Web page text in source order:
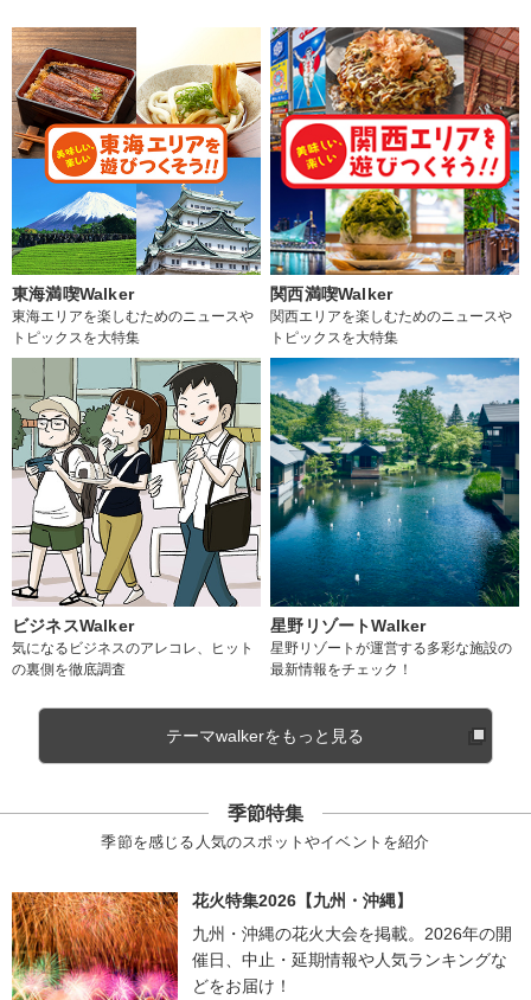
東海満喫Walker
東海エリアを楽しむためのニュースや
トピックスを大特集
関西満喫Walker
関西エリアを楽しむためのニュースや
トピックスを大特集
ビジネスWalker
気になるビジネスのアレコレ、ヒット
の裏側を徹底調査
星野リゾートWalker
星野リゾートが運営する多彩な施設の
最新情報をチェック！
テーマwalkerをもっと見る
季節特集
季節を感じる人気のスポットやイベントを紹介
花火特集2026【九州・沖縄】
九州・沖縄の花火大会を掲載。2026年の開
催日、中止・延期情報や人気ランキングな
どをお届け！